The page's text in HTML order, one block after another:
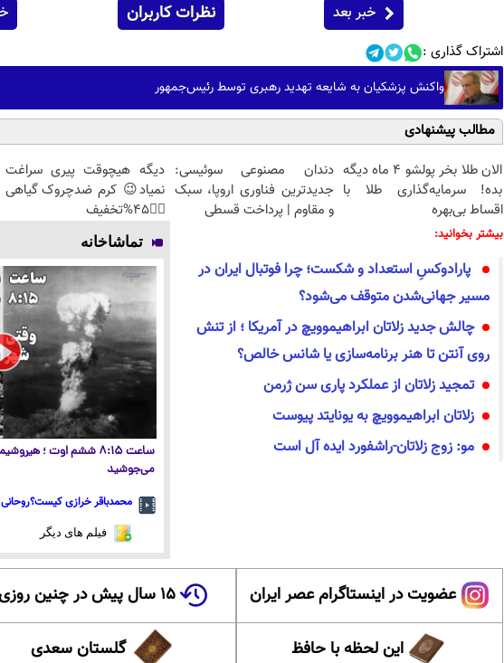
خبر بعد نظرات کاربران
اشتراک گذاری :
واکنش پزشکیان به شایعه تهدید رهبری توسط رئیس‌جمهور
مطالب پیشنهادی
الان طلا بخر پولشو 4 ماه دیگه
بده! سرمایه‌گذاری طلا با
اقساط بی‌بهره
دندان مصنوعی سوئیسی:
جدیدترین فناوری اروپا، سبک
و مقاوم | پرداخت قسطی
دیگه هیچوقت پیری سراغت
نمیاد😉 کرم ضدچروک گیاهی
👈🏻45%تخفیف
بیشتر بخوانید:
پارادوکسِ استعداد و شکست؛ چرا فوتبال ایران در
مسیر جهانی‌شدن متوقف می‌شود؟
چالش جدید زلاتان ابراهیموویچ در آمریکا ؛ از تنش
روی آنتن تا هنر برنامه‌سازی یا شانس خالص؟
تمجید زلاتان از عملکرد پاری سن ژرمن
زلاتان ابراهیموویچ به یونایتد پیوست
مو: زوج زلاتان-راشفورد ایده آل است
تماشاخانه
ساعت ۸:۱۵ ششم اوت ؛
می‌جوشید
محمدباقر خرازی کیست؟روحانی
فیلم های دیگر
عضویت در اینستاگرام عصر ایران ۱۵ سال پیش در چنین روزی
این لحظه با حافظ گلستان سعدی